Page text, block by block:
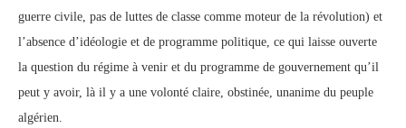
guerre civile, pas de luttes de classe comme moteur de la révolution) et
l’absence d’idéologie et de programme politique, ce qui laisse ouverte
la question du régime à venir et du programme de gouvernement qu’il
peut y avoir, là il y a une volonté claire, obstinée, unanime du peuple
algérien.